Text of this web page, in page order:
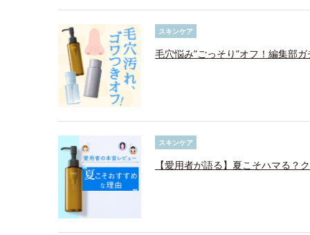
スキンケア
毛穴悩み”ごっそり”オフ！編集部
スキンケア
【愛用者が語る】夏こそハマる？